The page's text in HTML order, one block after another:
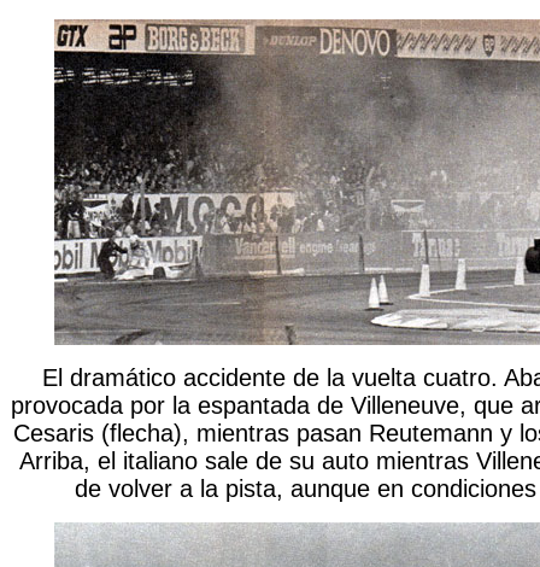
El dramático accidente de la vuelta cuatro.
provocada por la espantada de Villeneuve, que
Cesaris (flecha), mientras pasan Reutemann y
Arriba, el italiano sale de su auto mientras
de volver a la pista, aunque en